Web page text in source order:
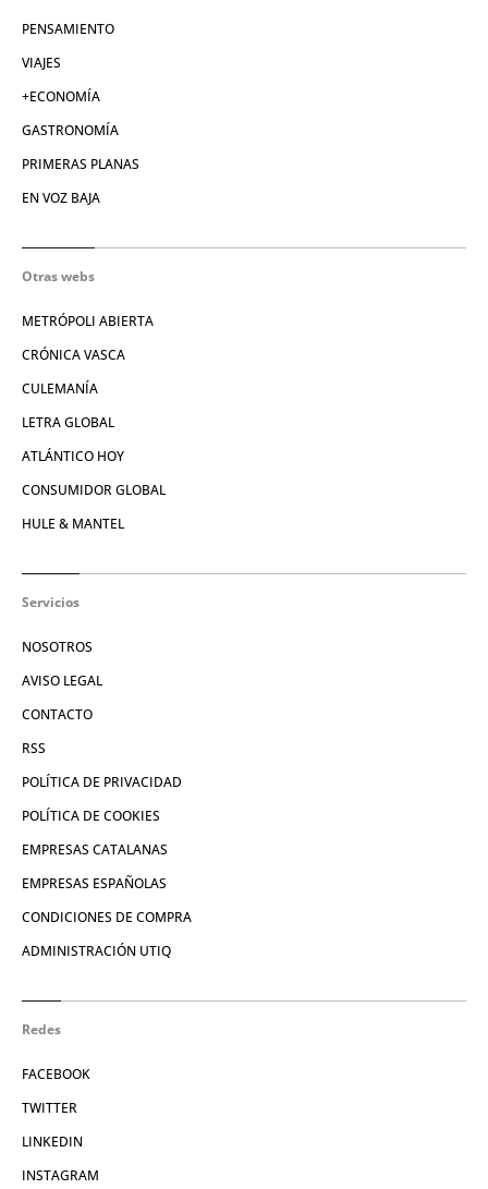
PENSAMIENTO
VIAJES
+ECONOMÍA
GASTRONOMÍA
PRIMERAS PLANAS
EN VOZ BAJA
Otras webs
METRÓPOLI ABIERTA
CRÓNICA VASCA
CULEMANÍA
LETRA GLOBAL
ATLÁNTICO HOY
CONSUMIDOR GLOBAL
HULE & MANTEL
Servicios
NOSOTROS
AVISO LEGAL
CONTACTO
RSS
POLÍTICA DE PRIVACIDAD
POLÍTICA DE COOKIES
EMPRESAS CATALANAS
EMPRESAS ESPAÑOLAS
CONDICIONES DE COMPRA
ADMINISTRACIÓN UTIQ
Redes
FACEBOOK
TWITTER
LINKEDIN
INSTAGRAM